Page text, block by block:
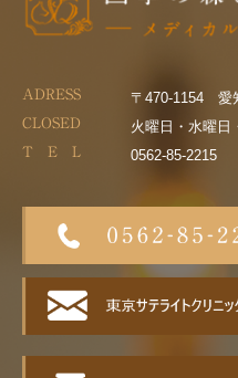
ADRESS 〒470-1154 愛
CLOSED 火曜日・水曜日
T E L 0562-85-2215